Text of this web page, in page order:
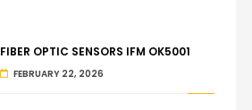
FIBER OPTIC SENSORS IFM OK5001
FEBRUARY 22, 2026